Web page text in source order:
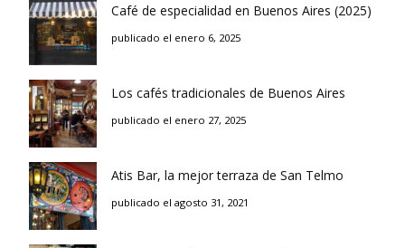
Café de especialidad en Buenos Aires (2025)
publicado el enero 6, 2025
Los cafés tradicionales de Buenos Aires
publicado el enero 27, 2025
Atis Bar, la mejor terraza de San Telmo
publicado el agosto 31, 2021